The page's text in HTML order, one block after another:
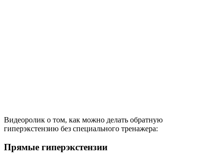
Видеоролик о том, как можно делать обратную
гиперэкстензию без специального тренажера:
Прямые гиперэкстензии